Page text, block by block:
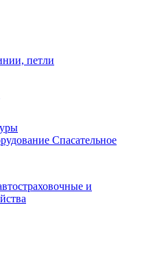
петли
Спасательное
и